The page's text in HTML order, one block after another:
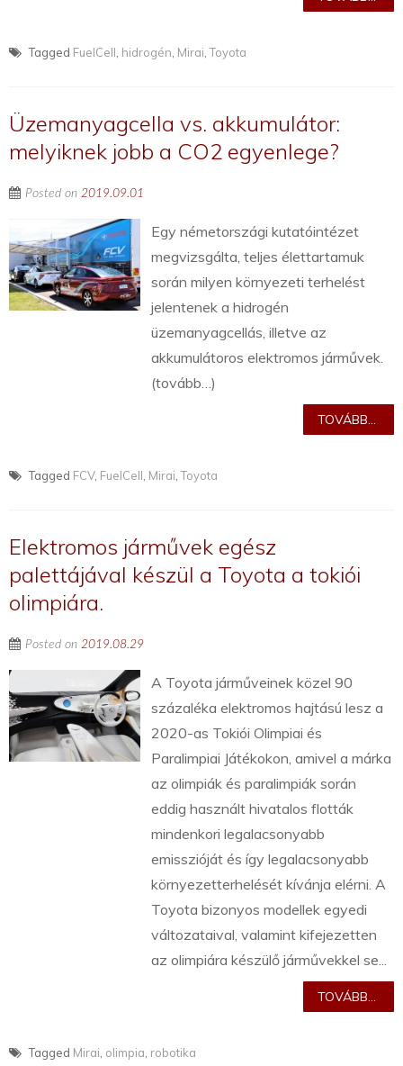
Tagged FuelCell hidrogén Mirai ,Toyota
Üzemanyagcella vs. akkumulátor:
melyiknek jobb a CO2 egyenlege?
Posted on 2019.09.01
Egy németországi kutatóintézet
megvizsgálta, teljes élettartamuk
során milyen környezeti terhelést
jelentenek a hidrogén
üzemanyagcellás, illetve az
akkumulátoros elektromos járművek.
(tovább…)
TOVÁBB...
Tagged FCV, FuelCell Mirai ,Toyota
Elektromos járművek egész
palettájával készül a Toyota a tokiói
olimpiára.
Posted on 2019.08.29
A Toyota járműveinek közel 90
százaléka elektromos hajtású lesz a
2020-as Tokiói Olimpiai és
Paralimpiai Játékokon, amivel a márka
az olimpiák és paralimpiák során
eddig használt hivatalos flották
mindenkori legalacsonyabb
emisszióját és így legalacsonyabb
környezetterhelését kívánja elérni. A
Toyota bizonyos modellek egyedi
változataival, valamint kifejezetten
az olimpiára készülő járművekkel se...
TOVÁBB...
Tagged Mirai olimpia robotika